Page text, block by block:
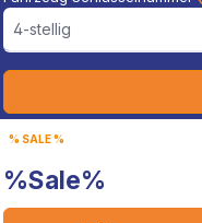
4-stellig
% SALE %
%Sale%